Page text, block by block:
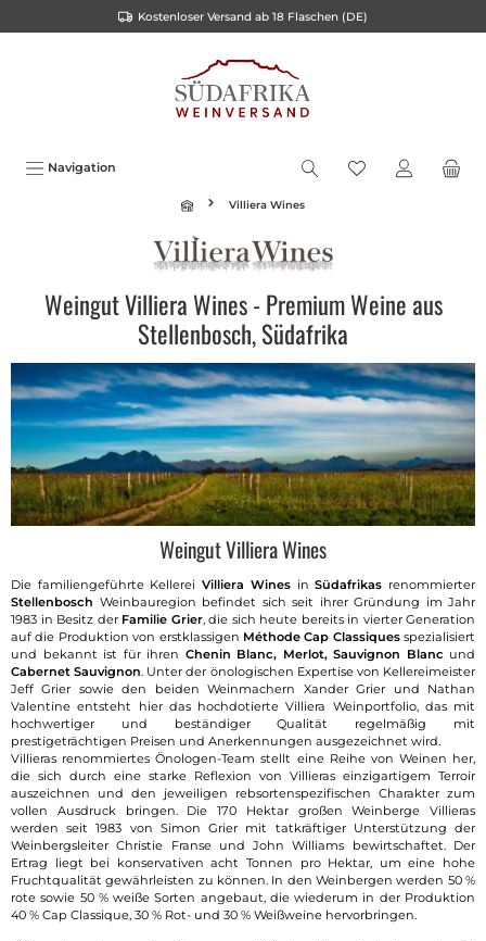
Kostenloser Versand ab 18 Flaschen (DE)
Navigation
Villiera Wines
Weingut Villiera Wines - Premium Weine aus
Stellenbosch, Südafrika
Weingut Villiera Wines
Die familiengeführte KellereiVilliera WinesinSüdafrikas renommierter
Stellenbosch Weinbauregion befindet sich seit ihrer Gründung im Jahr
1983 in Besitz der Familie Grier, die sich heute bereits in vierter Generation
auf die Produktion von erstklassigen Méthode Cap Classiquesspezialisiert
und bekannt ist für ihren Chenin Blanc, Merlot, Sauvignon Blanc und
Cabernet Sauvignon. Unter der önologischen Expertise von Kellereimeister
Jeff Grier sowie den beiden Weinmachern Xander Grier und Nathan
Valentine entsteht hier das hochdotierte Villiera Weinportfolio, das mit
hochwertiger und beständiger Qualität regelmäßig mit
prestigeträchtigen Preisen und Anerkennungen ausgezeichnet wird.
Villieras renommiertes Önologen-Team stellt eine Reihe von Weinen her,
die sich durch eine starke Reflexion von Villieras einzigartigem Terroir
auszeichnen und den jeweiligen rebsortenspezifischen Charakter zum
vollen Ausdruck bringen. Die 170 Hektar großen Weinberge Villieras
werden seit 1983 von Simon Grier mit tatkräftiger Unterstützung der
Weinbergsleiter Christie Franse und John Williams bewirtschaftet. Der
Ertrag liegt bei konservativen acht Tonnen pro Hektar, um eine hohe
Fruchtqualität gewährleisten zu können. In den Weinbergen werden 50 %
rote sowie 50 % weiße Sorten angebaut, die wiederum in der Produktion
40 % Cap Classique, 30 % Rot- und 30 % Weißweine hervorbringen.